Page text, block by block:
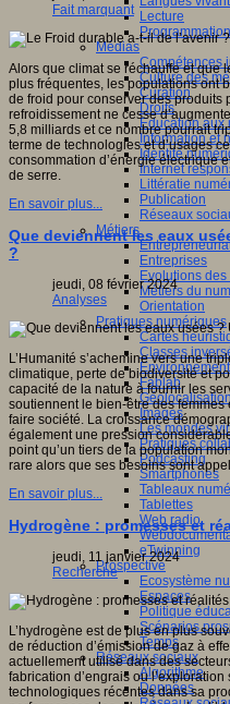
Lecture
Programmation
Médias
Compétences
Culture des
Curation
Droits
Education aux
Information et
Identité
Internet
Littératie
Publication
Réseaux
Métiers
Entreprises
Evolutions
Métiers du
Orientation
Pratiques numériques
Cartes
Classes
Fablab
Images
Les mondes
Pratiques
Podcasting
Smartphones
Tableaux
Tablettes
Web radio
eTwinning
Prospective
Ecosystème
Espaces
Politique
Scénarios
Temps
Réseaux sociaux
Algorithme
Données
Fait marquant
Alors que climat se réchauffe et que
plus fréquentes, les populations ont
de froid pour conserver des produits
refroidissement ne cesse
5,8 milliards et ce nombre pourrait
terme de technologies et d’usages
consommation d’énergie électrique
de serre.
En savoir plus...
Que deviennent les eaux
?
jeudi, 08 février 2024
Analyses
L’Humanité s’achemine vers une
climatique, perte de biodiversité et
capacité de la nature à fournir les
soutiennent le bien-être des
faire société. La croissance
également une pression
point qu’un tiers de la population
rare alors que ses besoins sont
En savoir plus...
Hydrogène : promesses et
jeudi, 11 janvier 2024
Recherche
L’hydrogène est de plus en plus
de réduction d’émission de gaz à
actuellement utilisé dans des
fabrication d’engrais ou
technologiques récentes dans sa